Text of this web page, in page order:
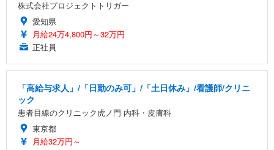
株式会社プロジェクトトリガー
愛知県
月給24万4,800円～32万円
正社員
「高給与求人」/「日勤のみ可」/「土日休み」/看護師/クリニ
ック
患者目線のクリニック虎ノ門 内科・皮膚科
東京都
月給32万円～